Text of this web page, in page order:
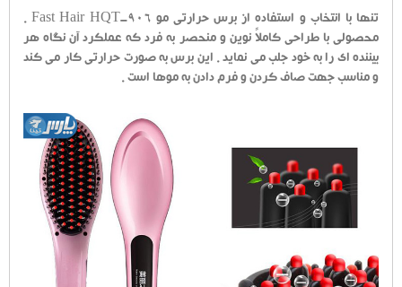
تنها با انتخاب و استفاده از برس حرارتی مو Fast Hair HQT-906 .
محصولی با طراحی کاملاً نوین و منحصر به فرد که عملکرد آن نگاه هر
بیننده ای را به خود جلب می نماید . این برس به صورت حرارتی کار می کند
و مناسب جهت صاف کردن و فرم دادن به موها است .